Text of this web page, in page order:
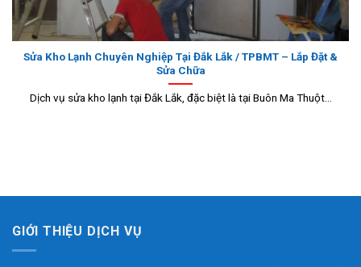
Sửa Kho Lạnh Chuyên Nghiệp Tại Đắk Lắk / TPBMT – Lắp Đặt &
Sửa Chữa
Dịch vụ sửa kho lạnh tại Đắk Lắk, đặc biệt là tại Buôn Ma Thuột...
GIỚI THIỆU DỊCH VỤ